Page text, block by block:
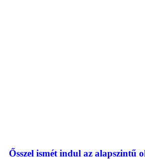
Ősszel ismét indul az alapszintű